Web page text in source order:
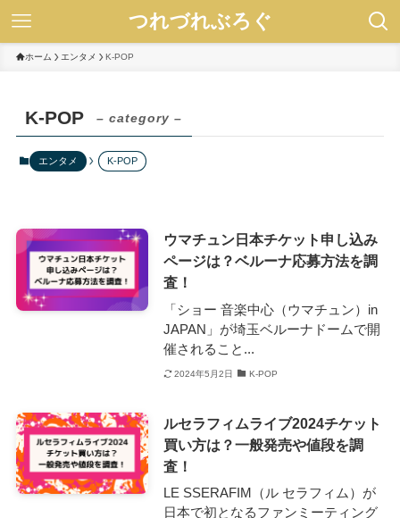
つれづれぶろぐ
ホーム エンタメ K-POP
K-POP – category –
エンタメ K-POP
ウマチュン日本チケット申し込み
ページは？ベルーナ応募方法を調
査！
「ショー 音楽中心（ウマチュン）in
JAPAN」が埼玉ベルーナドームで開
催されること...
2024年5月2日 K-POP
ルセラフィムライブ2024チケット
買い方は？一般発売や値段を調
査！
LE SSERAFIM（ル セラフィム）が
日本で初となるファンミーティング